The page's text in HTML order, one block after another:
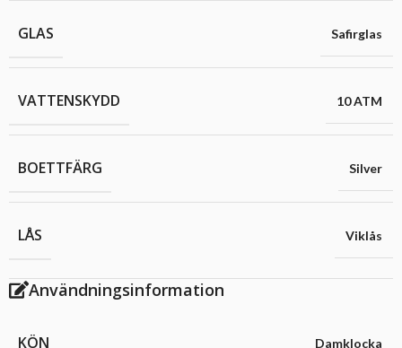
GLAS Safirglas
VATTENSKYDD 10 ATM
BOETTFÄRG Silver
LÅS Viklås
Användningsinformation
KÖN Damklocka